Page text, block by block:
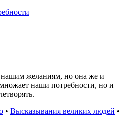
нашим желаниям, но она же и
наши потребности, но и
• Высказывания великих людей •